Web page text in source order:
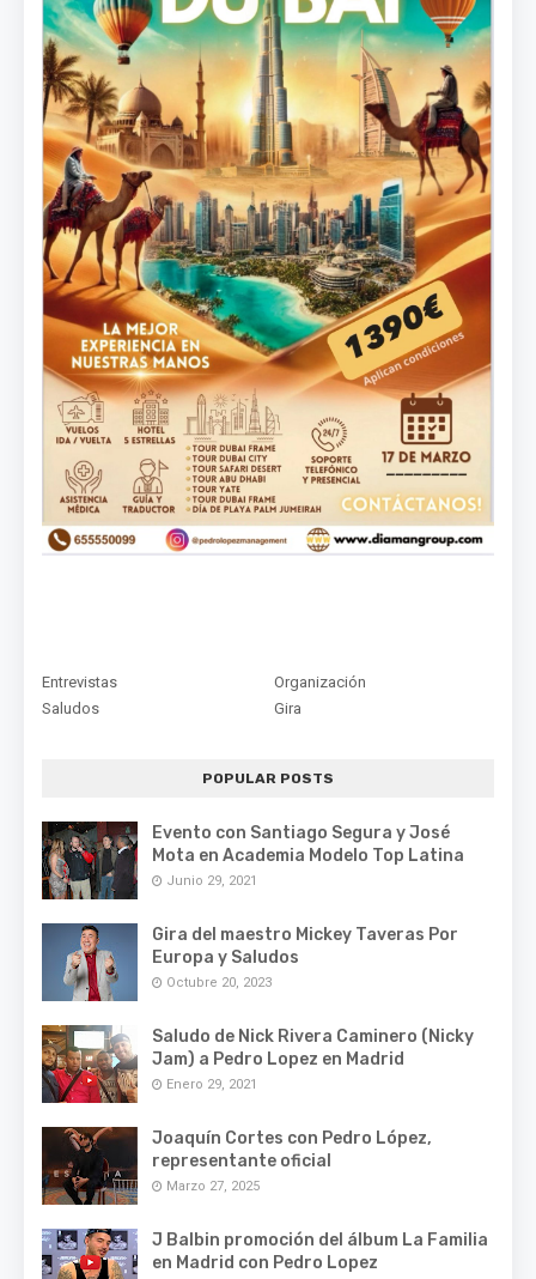
Entrevistas
Organización
Saludos
Gira
POPULAR POSTS
Evento con Santiago Segura y José
Mota en Academia Modelo Top Latina
Junio 29, 2021
Gira del maestro Mickey Taveras Por
Europa y Saludos
Octubre 20, 2023
Saludo de Nick Rivera Caminero (Nicky
Jam) a Pedro Lopez en Madrid
Enero 29, 2021
Joaquín Cortes con Pedro López,
representante oficial
Marzo 27, 2025
J Balbin promoción del álbum La Familia
en Madrid con Pedro Lopez